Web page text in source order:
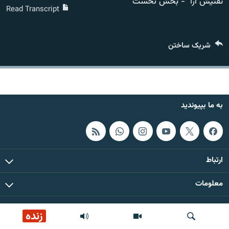
تماس
همۀ سایت‌های رادیو آزادی/ رادیو اروپای آزاد
زنده
Read Transcript
شریک ساختن
به ما بپیوندید
ارتباط
معلومات
همۀ حقوق چاپ و کاپی رایت این سایت برای رادیو آزادی محفوظ است